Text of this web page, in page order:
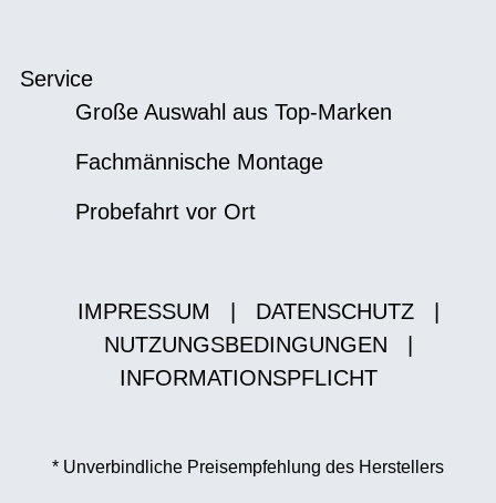
Service
Große Auswahl aus Top-Marken
Fachmännische Montage
Probefahrt vor Ort
IMPRESSUM DATENSCHUTZ
NUTZUNGSBEDINGUNGEN
INFORMATIONSPFLICHT
* Unverbindliche Preisempfehlung des Herstellers